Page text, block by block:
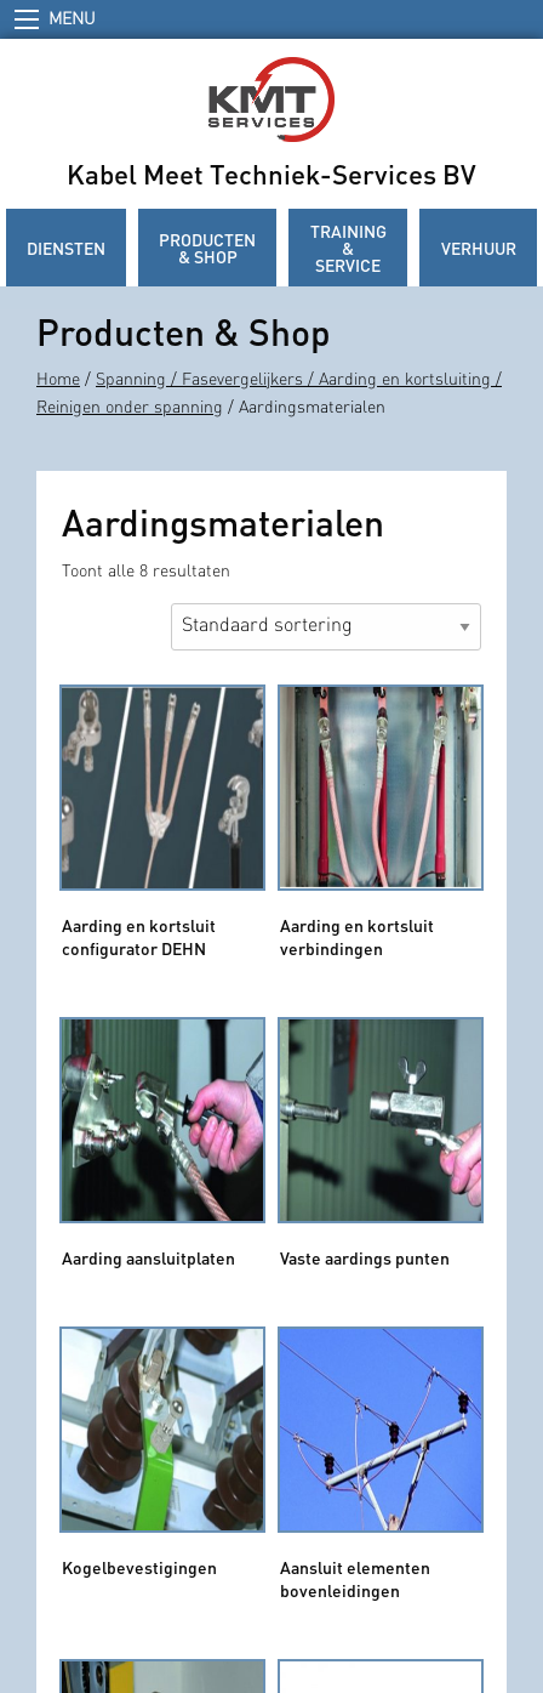
MENU
Kabel Meet Techniek-Services BV
DIENSTEN PRODUCTEN
& SHOP
TRAINING
&
SERVICE
VERHUUR
Producten & Shop
Home / Spanning / Fasevergelijkers / Aarding en kortsluiting /
Reinigen onder spanning / Aardingsmaterialen
Aardingsmaterialen
Toont alle 8 resultaten
Aarding en kortsluit
configurator DEHN
Aarding en kortsluit
verbindingen
Aarding aansluitplaten Vaste aardings punten
Kogelbevestigingen
Aansluit elementen
bovenleidingen